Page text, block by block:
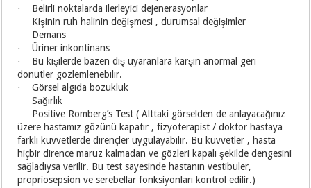
· Belirli noktalarda ilerleyici dejenerasyonlar
· Kişinin ruh halinin değişmesi , durumsal değişimler
· Demans
· Üriner inkontinans
·
Bu kişilerde bazen dış uyaranlara karşın anormal geri
dönütler gözlemlenebilir.
· Görsel algıda bozukluk
· Sağırlık
·
Positive Romberg’s Test ( Alttaki görselden de anlayacağınız
üzere hastamız gözünü kapatır , fizyoterapist / doktor hastaya
farklı kuvvetlerde dirençler uygulayabilir. Bu kuvvetler , hasta
hiçbir dirence maruz kalmadan ve gözleri kapalı şekilde dengesini
sağladıysa verilir. Bu test sayesinde hastanın vestibuler,
propriosepsion ve serebellar fonksiyonları kontrol edilir.)